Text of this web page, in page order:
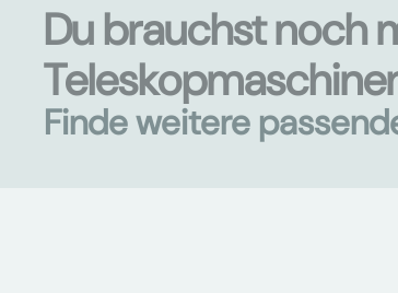
Du brauchst noch
Finde weitere